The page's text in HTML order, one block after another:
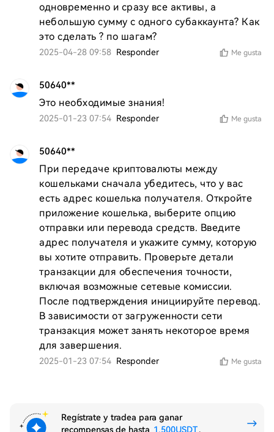
одновременно и сразу все активы, а
небольшую сумму с одного субаккаунта? Как
это сделать ? по шагам?
2025-04-28 09:58 Responder Me gusta
50640**
Это необходимые знания!
2025-01-23 07:54 Responder Me gusta
50640**
При передаче криптовалюты между
кошельками сначала убедитесь, что у вас
есть адрес кошелька получателя. Откройте
приложение кошелька, выберите опцию
отправки или перевода средств. Введите
адрес получателя и укажите сумму, которую
вы хотите отправить. Проверьте детали
транзакции для обеспечения точности,
включая возможные сетевые комиссии.
После подтверждения инициируйте перевод.
В зависимости от загруженности сети
транзакция может занять некоторое время
для завершения.
2025-01-23 07:54 Responder Me gusta
Regístrate y tradea para ganar
recompensas de hasta 1,500USDT.